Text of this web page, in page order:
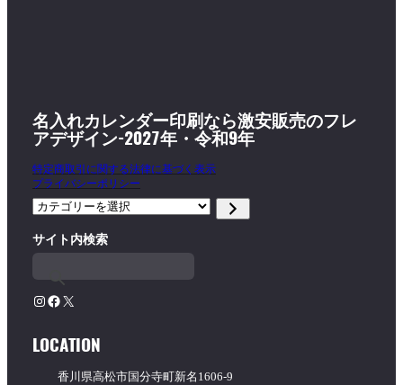
名入れカレンダー印刷なら激安販売のフレ
アデザイン-2027年・令和9年
特定商取引に関する法律に基づく表示
プライバシーポリシー
カ
ゴ
リ
ー
を
サイト内検索
Instagram Facebook X
LOCATION
香川県高松市国分寺町新名1606-9